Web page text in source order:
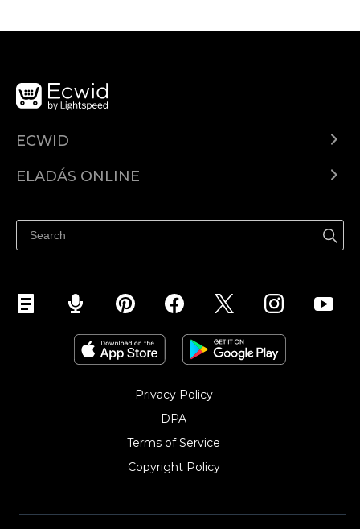
ECWID
Árkalkuláció
ELADÁS ONLINE
Eladás a Facebookon
Eladás Instagramon
Privacy Policy
DPA
Terms of Service
Copyright Policy‎